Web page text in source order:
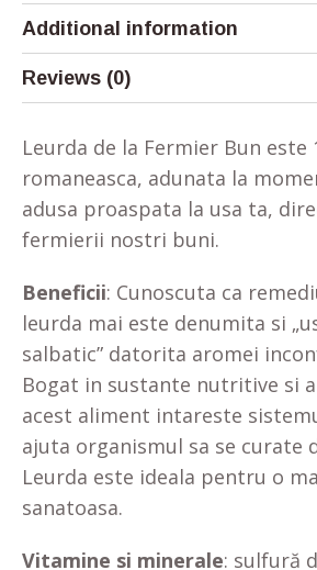
Additional information
Reviews (0)
Leurda de la Fermier Bun este
romaneasca, adunata la
adusa proaspata la usa ta,
fermierii nostri buni.
Beneficii: Cunoscuta ca
leurda mai este denumita si
salbatic” datorita aromei
Bogat in sustante nutritive si
acest aliment intareste
ajuta organismul sa se curate
Leurda este ideala pentru o
sanatoasa.
Vitamine si minerale: sulfură